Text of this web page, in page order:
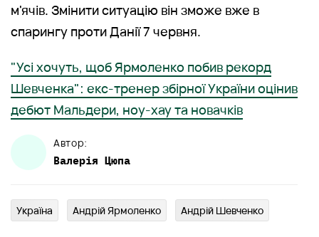
м'ячів. Змінити ситуацію він зможе вже в
спарингу проти Данії 7 червня.
"Усі хочуть, щоб Ярмоленко побив рекорд
Шевченка": екс-тренер збірної України оцінив
дебют Мальдери, ноу-хау та новачків
Автор:
Валерія Цюпа
Україна Андрій Ярмоленко Андрій Шевченко